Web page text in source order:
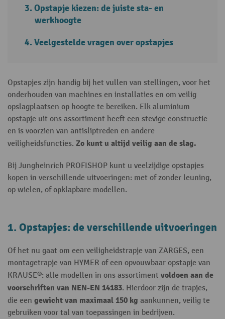
Opstapje kiezen: de juiste sta- en
werkhoogte
Veelgestelde vragen over opstapjes
Opstapjes zijn handig bij het vullen van stellingen, voor het
onderhouden van machines en installaties en om veilig
opslagplaatsen op hoogte te bereiken. Elk aluminium
opstapje uit ons assortiment heeft een stevige constructie
en is voorzien van antisliptreden en andere
veiligheidsfuncties. Zo kunt u altijd veilig aan de slag.
Bij Jungheinrich PROFISHOP kunt u veelzijdige opstapjes
kopen in verschillende uitvoeringen: met of zonder leuning,
op wielen, of opklapbare modellen.
1. Opstapjes: de verschillende uitvoeringen
Of het nu gaat om een veiligheidstrapje van ZARGES, een
montagetrapje van HYMER of een opvouwbaar opstapje van
KRAUSE®: alle modellen in ons assortiment voldoen aan de
voorschriften van NEN-EN 14183. Hierdoor zijn de trapjes,
die een gewicht van maximaal 150 kg aankunnen, veilig te
gebruiken voor tal van toepassingen in bedrijven.